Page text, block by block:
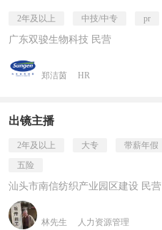
2年及以上 中技/中专 pr
广东双骏生物科技 民营
郑洁茵 HR
出镜主播
2年及以上 大专 带薪年假
五险
汕头市南信纺织产业园区建设 民营
林先生 人力资源管理